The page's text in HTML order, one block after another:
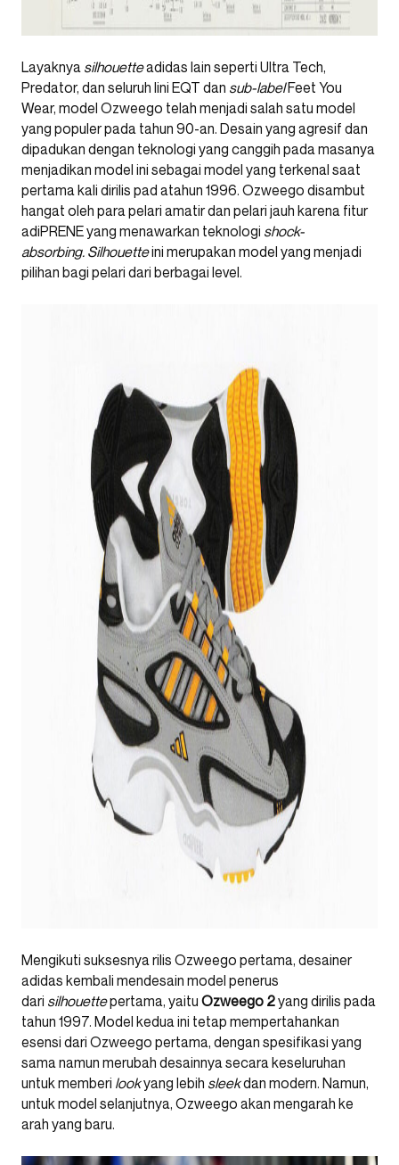
Layaknya silhouetteadidas lain seperti Ultra Tech,
Predator, dan seluruh lini EQT dan sub-labelFeet You
Wear, model Ozweego telah menjadi salah satu model
yang populer pada tahun 90-an. Desain yang agresif dan
dipadukan dengan teknologi yang canggih pada masanya
menjadikan model ini sebagai model yang terkenal saat
pertama kali dirilis pad atahun 1996. Ozweego disambut
hangat oleh para pelari amatir dan pelari jauh karena fitur
adiPRENE yang menawarkan teknologi shock-
absorbing. Silhouetteini merupakan model yang menjadi
pilihan bagi pelari dari berbagai level.
Mengikuti suksesnya rilis Ozweego pertama, desainer
adidas kembali mendesain model penerus
dari silhouettepertama, yaitu Ozweego 2yang dirilis pada
tahun 1997. Model kedua ini tetap mempertahankan
esensi dari Ozweego pertama, dengan spesifikasi yang
sama namun merubah desainnya secara keseluruhan
untuk memberi lookyang lebih sleekdan modern. Namun,
untuk model selanjutnya, Ozweego akan mengarah ke
arah yang baru.